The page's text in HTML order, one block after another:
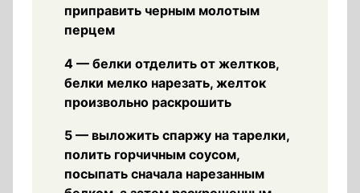
приправить черным молотым
перцем
4 — белки отделить от желтков,
белки мелко нарезать, желток
произвольно раскрошить
5 — выложить спаржу на тарелки,
полить горчичным соусом,
посыпать сначала нарезанным